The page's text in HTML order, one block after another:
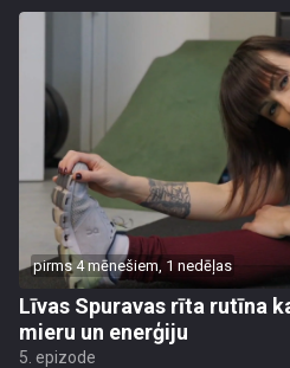
pirms 4 mēnešiem, 1 nedēļas
Līvas Spuravas rīta rutīna
mieru un enerģiju
5. epizode